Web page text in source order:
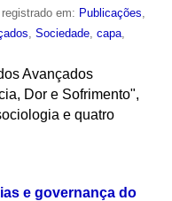
em: Publicações
Sociedade, capa,
Avançados
Dor e Sofrimento",
e quatro
e governança do